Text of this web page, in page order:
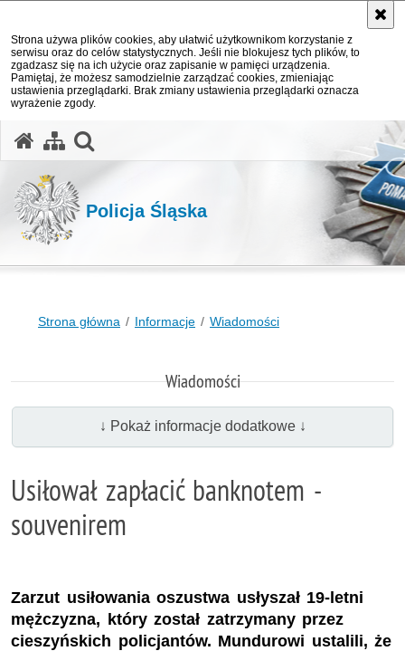
Strona używa plików cookies, aby ułatwić użytkownikom korzystanie z
serwisu oraz do celów statystycznych. Jeśli nie blokujesz tych plików, to
zgadzasz się na ich użycie oraz zapisanie w pamięci urządzenia.
Pamiętaj, że możesz samodzielnie zarządzać cookies, zmieniając
ustawienia przeglądarki. Brak zmiany ustawienia przeglądarki oznacza
wyrażenie zgody.
Policja Śląska
Strona główna Informacje Wiadomości
Wiadomości
↓ Pokaż informacje dodatkowe ↓
Usiłował zapłacić banknotem -
souvenirem
Zarzut usiłowania oszustwa usłyszał 19-letni
mężczyzna, który został zatrzymany przez
cieszyńskich policjantów. Mundurowi ustalili, że